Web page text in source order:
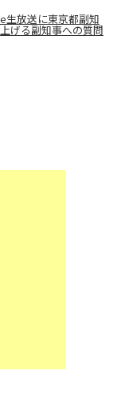
放送に東京都副知
げる副知事への質問